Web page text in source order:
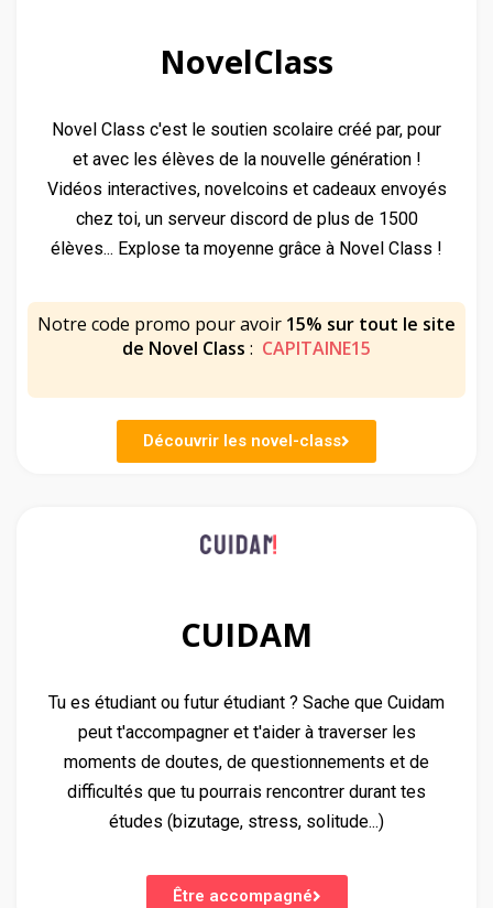
NovelClass
Novel Class c'est le soutien scolaire créé par, pour
et avec les élèves de la nouvelle génération !
Vidéos interactives, novelcoins et cadeaux envoyés
chez toi, un serveur discord de plus de 1500
élèves... Explose ta moyenne grâce à Novel Class !
Notre code promo pour avoir 15% sur tout le site
de Novel Class : CAPITAINE15
Découvrir les novel-class
CUIDAM
Tu es étudiant ou futur étudiant ? Sache que Cuidam
peut t'accompagner et t'aider à traverser les
moments de doutes, de questionnements et de
difficultés que tu pourrais rencontrer durant tes
études (bizutage, stress, solitude...)
Être accompagné